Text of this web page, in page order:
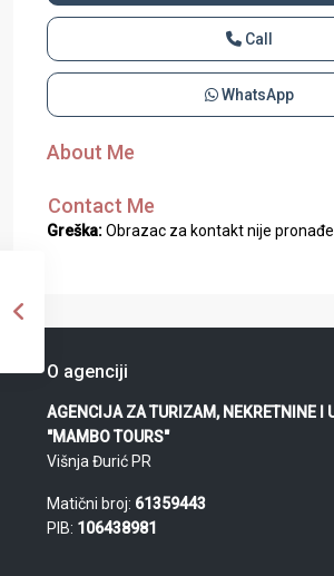
Call
WhatsApp
About Me
Contact Me
Greška:Obrazac za kontakt nije
O agenciji
AGENCIJA ZA TURIZAM, NEKRETNINE I
"MAMBO TOURS"
Višnja Đurić PR
Matični broj: 61359443
PIB: 106438981